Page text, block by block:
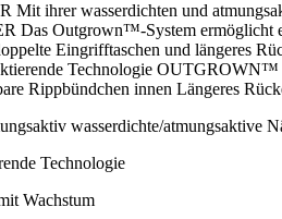
ihrer wasserdichten und
Outgrown™-System ermöglicht
Eingrifftaschen und längeres
Technologie OUTGROWN™
Rippbündchen innen Längeres
wasserdichte/atmungsaktive
Technologie
Wachstum